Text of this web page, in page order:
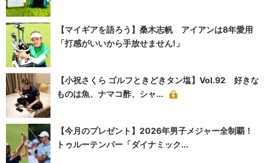
【マイギアを語ろう】桑木志帆 アイアンは8年愛用
「打感がいいから手放せません!」
【小祝さくら ゴルフときどきタン塩】Vol.92 好きな
ものは魚、ナマコ酢、シャ...
【今月のプレゼント】2026年男子メジャー全制覇！
トゥルーテンパー「ダイナミック...